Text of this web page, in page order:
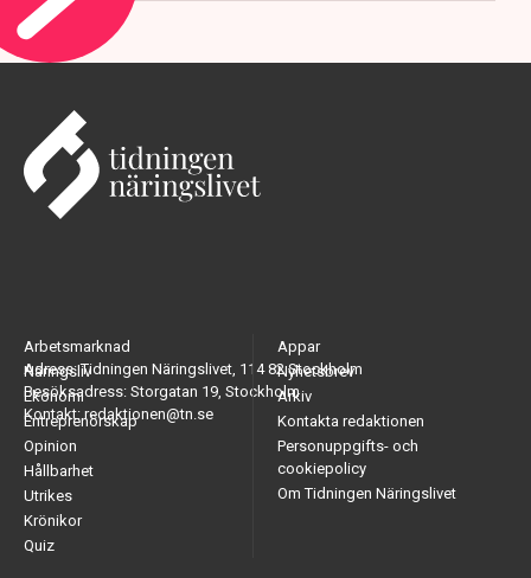
Adress: Tidningen Näringslivet, 114 82 Stockholm
Besöksadress: Storgatan 19, Stockholm
Kontakt: redaktionen@tn.se
Arbetsmarknad
Näringsliv
Ekonomi
Entreprenörskap
Opinion
Hållbarhet
Utrikes
Krönikor
Quiz
Appar
Nyhetsbrev
Arkiv
Kontakta redaktionen
Personuppgifts- och
cookiepolicy
Om Tidningen Näringslivet